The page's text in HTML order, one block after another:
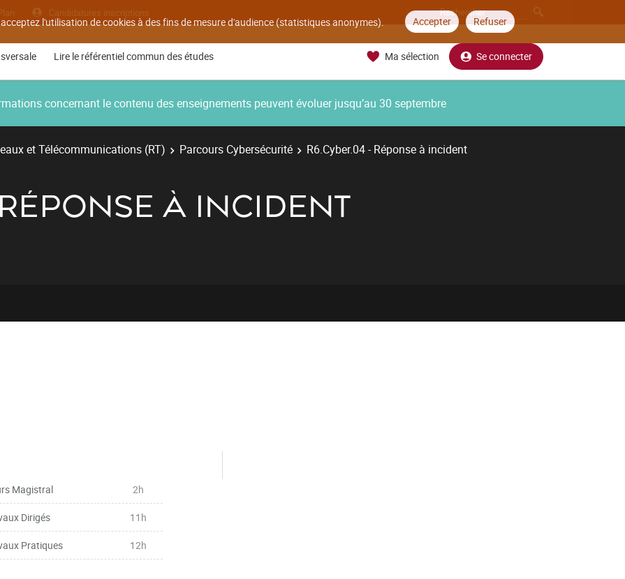
l'utilisation de cookies à des fins de mesure d'audience (statistiques anonymes). Accepter Refuser
Candidatures inscriptions
Lire le référentiel commun des études Ma sélection Se connecter
concernant le contenu des enseignements peuvent évoluer jusqu’au 30 septembre
et Télécommunications (RT) Parcours Cybersécurité R6.Cyber.04 - Réponse à incident
À INCIDENT
Magistral 2h
Dirigés 11h
Pratiques 12h